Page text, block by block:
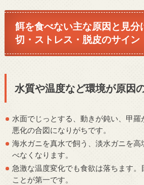
餌を食べない主な原因と見分
切・ストレス・脱皮のサイン
水質や温度など環境が原因
水面でじっとする、動きが鈍い、甲
悪化の合図になりがちです。
海水ガニを真水で飼う、淡水ガニを高
べなくなります。
急激な温度変化でも食欲は落ちます
ことが第一です。